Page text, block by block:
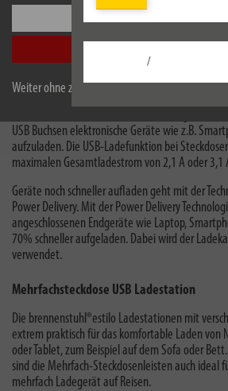
Weiter ohne zu akzeptieren
/
USB Buchsen elektronische Geräte wie z.B.
aufzuladen. Die USB-Ladefunktion bei
maximalen Gesamtladestrom von 2,1 A oder 3,1
Geräte noch schneller aufladen geht mit der
Power Delivery. Mit der Power Delivery
angeschlossenen Endgeräte wie Laptop,
70% schneller aufgeladen. Dabei wird der
verwendet.
Mehrfachsteckdose USB Ladestation
Die brennenstuhl®estilo Ladestationen mit
extrem praktisch für das komfortable Laden von
oder Tablet, zum Beispiel auf dem Sofa oder
sind die Mehrfach-Steckdosenleisten auch ideal
mehrfach Ladegerät auf Reisen.